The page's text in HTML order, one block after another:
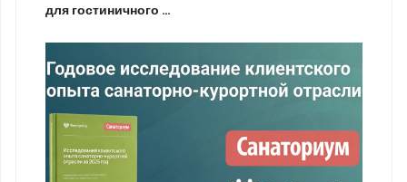
для гостиничного …